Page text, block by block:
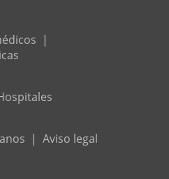
|
| Aviso legal